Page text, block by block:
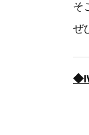
そ
ぜ